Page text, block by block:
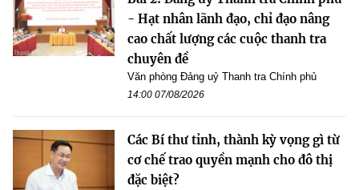
- Hạt nhân lãnh đạo, chỉ đạo nâng
cao chất lượng các cuộc thanh tra
chuyên đề
Văn phòng Đảng uỷ Thanh tra Chính phủ
14:00 07/08/2026
Các Bí thư tỉnh, thành kỳ vọng gì từ
cơ chế trao quyền mạnh cho đô thị
đặc biệt?